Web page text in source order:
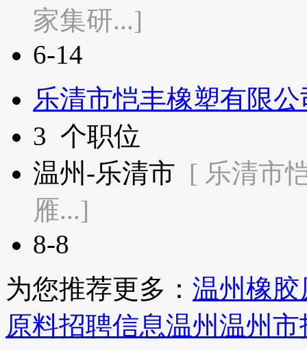
家集研...]
6-14
乐清市恺丰橡塑有限公
3 个职位
温州-乐清市 [ 乐清市
雁...]
8-8
为您推荐更多： 温州橡
原料招聘信息温州温州